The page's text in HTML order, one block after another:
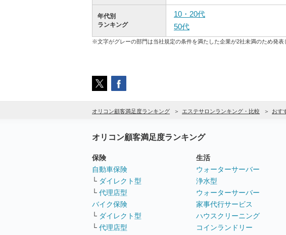
年代別
ランキング
10・20代
50代
※文字がグレーの部門は当社規定の条件を満たした企業が2社未満のため発表
オリコン顧客満足度ランキング エステサロンランキング・比較 おす
オリコン顧客満足度ランキング
保険
自動車保険
└ ダイレクト型
└ 代理店型
バイク保険
└ ダイレクト型
└ 代理店型
生活
ウォーターサーバー
浄水型
ウォーターサーバー
家事代行サービス
ハウスクリーニング
コインランドリー